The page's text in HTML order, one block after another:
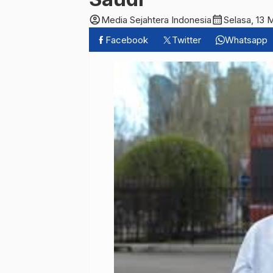
account_circleMedia Sejahtera Indonesiacalendar_monthSelasa, 13
Facebook
Twitter Whatsapp